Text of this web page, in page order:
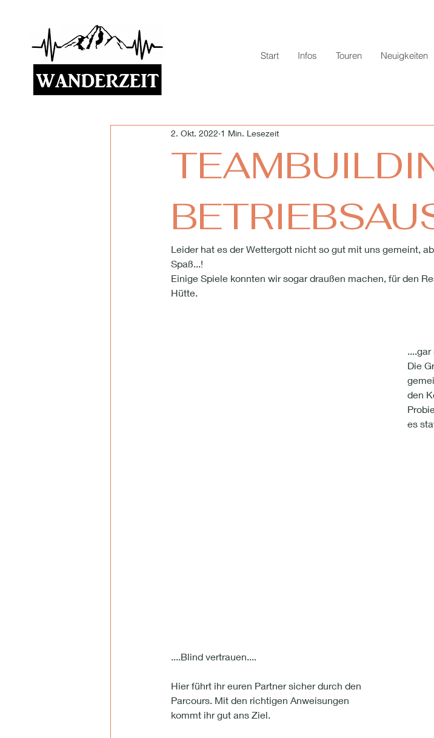
Start Infos Touren Neuigkeiten
2. Okt. 2022 1 Min. Lesezeit
Leider hat es der Wettergott nicht so gut mit uns gemeint,
Spaß...!
Einige Spiele konnten wir sogar draußen machen, für den
Hütte.
Die
den
es
....Blind vertrauen....
Hier führt ihr euren Partner sicher durch den
Parcours. Mit den richtigen Anweisungen
kommt ihr gut ans Ziel.